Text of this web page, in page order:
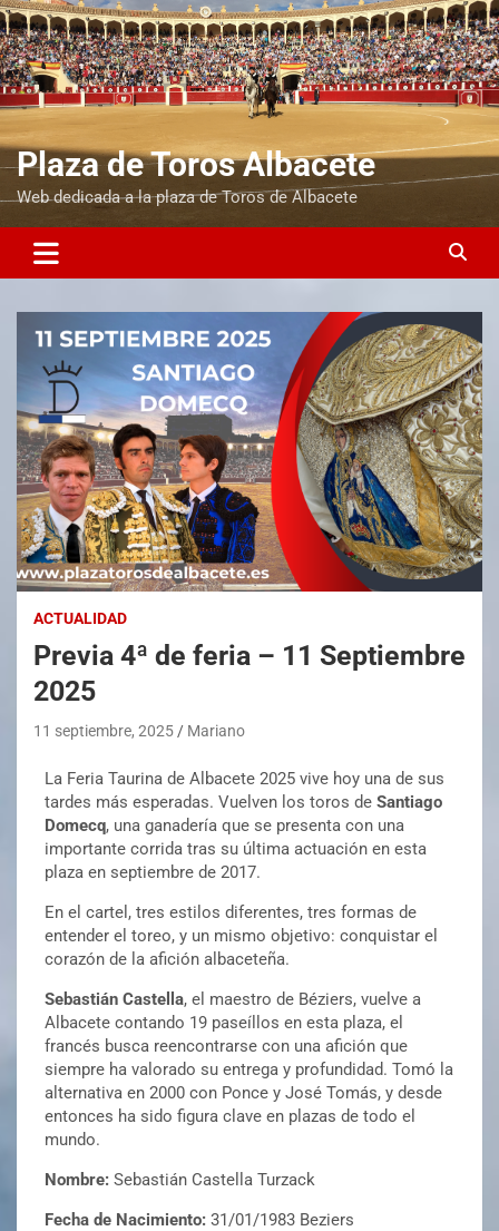
Plaza de Toros Albacete
Web dedicada a la plaza de Toros de Albacete
ACTUALIDAD
Previa 4ª de feria – 11 Septiembre
2025
11 septiembre, 2025 Mariano
La Feria Taurina de Albacete 2025 vive hoy una de sus
tardes más esperadas. Vuelven los toros de Santiago
Domecq, una ganadería que se presenta con una
importante corrida tras su última actuación en esta
plaza en septiembre de 2017.
En el cartel, tres estilos diferentes, tres formas de
entender el toreo, y un mismo objetivo: conquistar el
corazón de la afición albaceteña.
Sebastián Castella, el maestro de Béziers, vuelve a
Albacete contando 19 paseíllos en esta plaza, el
francés busca reencontrarse con una afición que
siempre ha valorado su entrega y profundidad. Tomó la
alternativa en 2000 con Ponce y José Tomás, y desde
entonces ha sido figura clave en plazas de todo el
mundo.
Nombre: Sebastián Castella Turzack
Fecha de Nacimiento: 31/01/1983 Beziers